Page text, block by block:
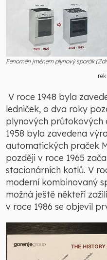
Fenomén jménem plynový sporák
V roce 1948 byla
ledniček, o dva roky
plynových průtokových
1958 byla zavedena
automatických praček
později v roce 1965
stacionárních kotlů. V
moderní kombinovaný
možná ještě někteří
v roce 1986 se objevil